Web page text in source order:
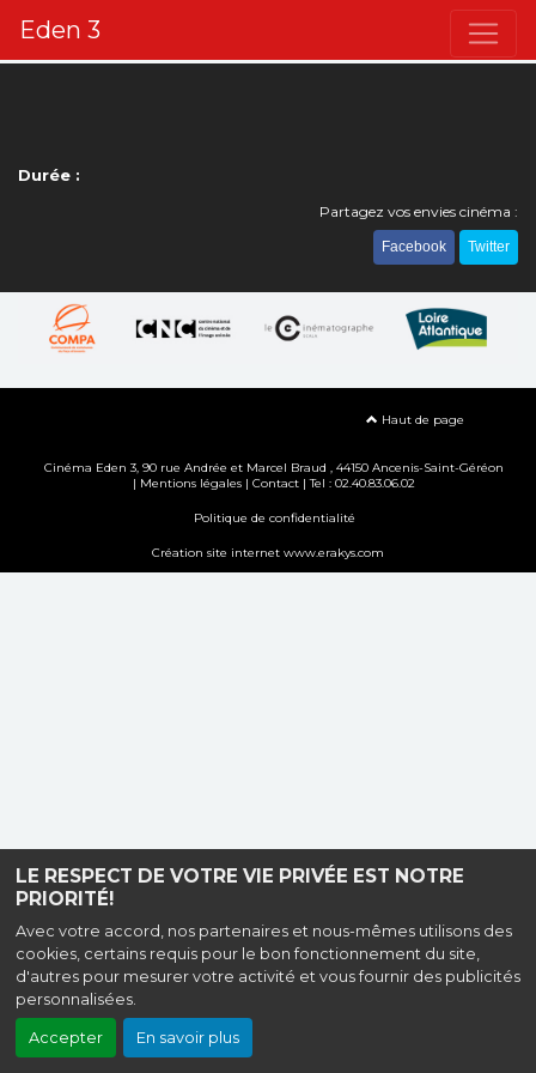
LE RESPECT DE VOTRE VIE PRIVÉE EST NOTRE
PRIORITÉ!
Avec votre accord, nos partenaires et nous-mêmes utilisons des
cookies, certains requis pour le bon fonctionnement du site,
d'autres pour mesurer votre activité et vous fournir des publicités
personnalisées.
Accepter En savoir plus
Eden 3
Durée :
Partagez vos envies cinéma :
Facebook Twitter
Haut de page
Cinéma Eden 3, 90 rue Andrée et Marcel Braud , 44150 Ancenis-Saint-Géréon
| Mentions légales | Contact | Tel : 02.40.83.06.02
Politique de confidentialité
Création site internet www.erakys.com